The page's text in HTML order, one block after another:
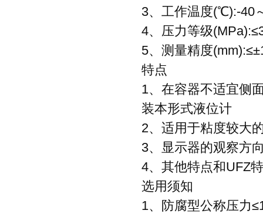
3、工作温度(℃):-40
4、压力等级
5、测量精度
特点
1、在容器不适宜侧
装本形式液位计
2、适用于粘度较大
3、显示器的观察方
4、其他特点和UFZ
选用须知
1、防腐型公称压力